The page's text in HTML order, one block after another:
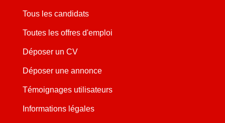
Tous les candidats
Toutes les offres d'emploi
Déposer un CV
Déposer une annonce
Témoignages utilisateurs
Informations légales